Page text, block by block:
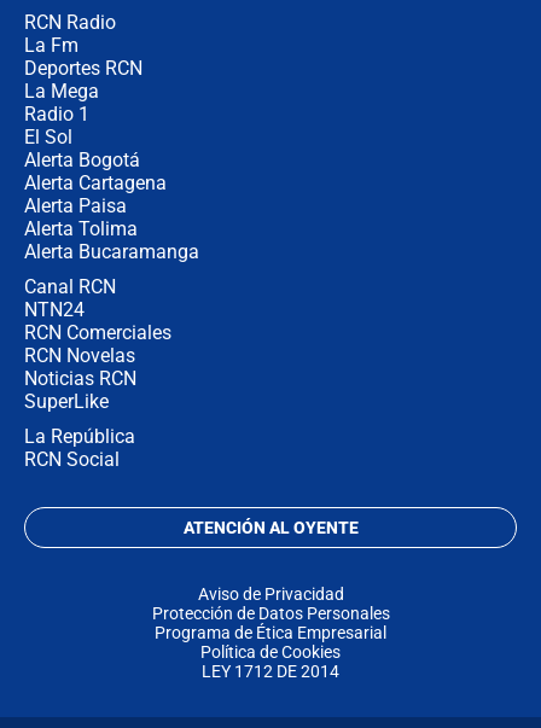
RCN Radio
La Fm
Deportes RCN
La Mega
Radio 1
El Sol
Alerta Bogotá
Alerta Cartagena
Alerta Paisa
Alerta Tolima
Alerta Bucaramanga
Canal RCN
NTN24
RCN Comerciales
RCN Novelas
Noticias RCN
SuperLike
La República
RCN Social
ATENCIÓN AL OYENTE
Aviso de Privacidad
Protección de Datos Personales
Programa de Ética Empresarial
Política de Cookies
LEY 1712 DE 2014